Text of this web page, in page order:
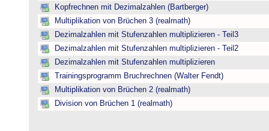
Kopfrechnen mit Dezimalzahlen (Bartberger)
Multiplikation von Brüchen 3 (realmath)
Dezimalzahlen mit Stufenzahlen multiplizieren - Teil3
Dezimalzahlen mit Stufenzahlen multiplizieren - Teil2
Dezimalzahlen mit Stufenzahlen multiplizieren
Trainingsprogramm Bruchrechnen (Walter Fendt)
Multiplikation von Brüchen 2 (realmath)
Division von Brüchen 1 (realmath)